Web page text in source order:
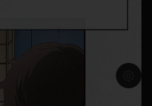
浅色模